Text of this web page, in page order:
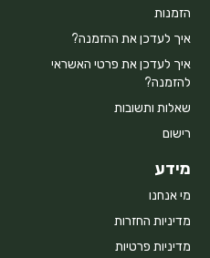
הזמנות
איך לעדכן את ההזמנה?
איך לעדכן את פרטי האשראי
להזמנה?
שאלות ותשובות
רישום
מידע
מי אנחנו
מדיניות החזרות
מדיניות פרטיות